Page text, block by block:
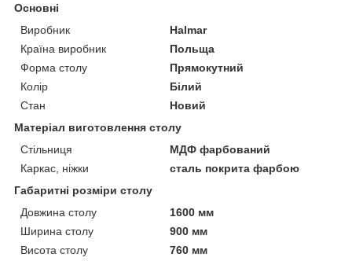
Основні
Виробник
Halmar
Країна виробник
Польща
Форма столу
Прямокутний
Колір
Білий
Стан
Новий
Матеріал виготовлення столу
Стільниця
МДФ фарбований
Каркас, ніжки
сталь покрита фарбою
Габаритні розміри столу
Довжина столу
1600 мм
Ширина столу
900 мм
Висота столу
760 мм